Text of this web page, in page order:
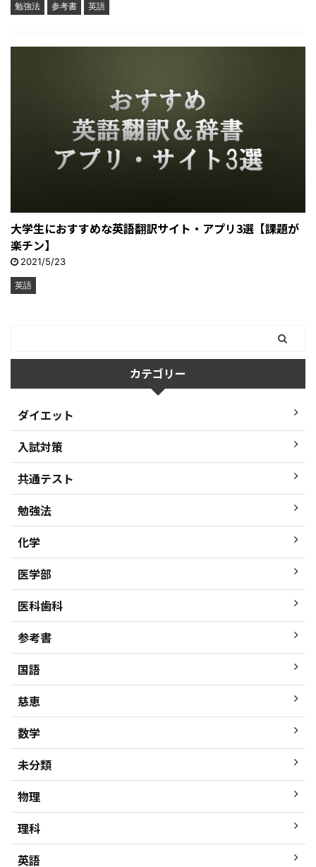
勉強法 参考書 英語
大学生におすすめな英語翻訳サイト・アプリ3選【課題が
楽チン】
2021/5/23
英語
カテゴリー
ダイエット
入試対策
共通テスト
勉強法
化学
医学部
医科歯科
参考書
国語
慈恵
数学
未分類
物理
理科
英語